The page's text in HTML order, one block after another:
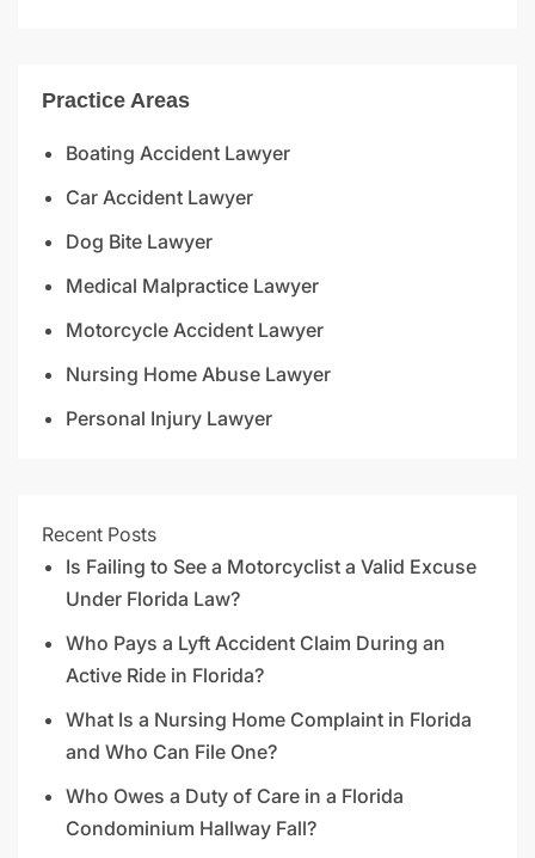
Practice Areas
Boating Accident Lawyer
Car Accident Lawyer
Dog Bite Lawyer
Medical Malpractice Lawyer
Motorcycle Accident Lawyer
Nursing Home Abuse Lawyer
Personal Injury Lawyer
Recent Posts
Is Failing to See a Motorcyclist a Valid Excuse
Under Florida Law?
Who Pays a Lyft Accident Claim During an
Active Ride in Florida?
What Is a Nursing Home Complaint in Florida
and Who Can File One?
Who Owes a Duty of Care in a Florida
Condominium Hallway Fall?